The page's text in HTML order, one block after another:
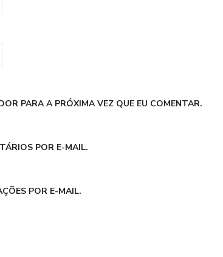
PARA A PRÓXIMA VEZ QUE EU COMENTAR.
POR E-MAIL.
POR E-MAIL.